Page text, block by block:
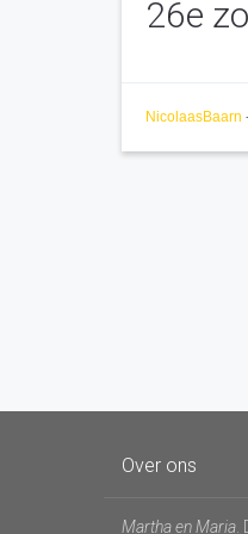
26e
NicolaasBaarn
Over ons
Martha en Maria